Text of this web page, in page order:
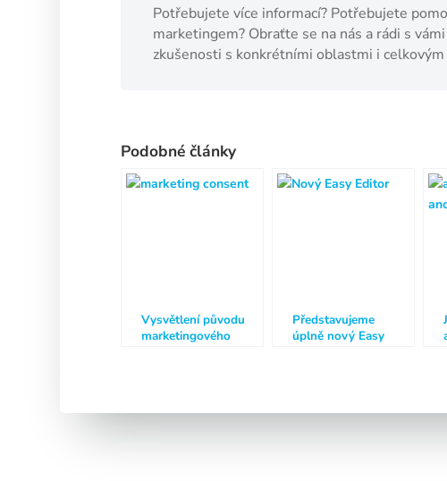
Potřebujete více informací? Potřebujete
marketingem? Obraťte se na nás a rádi s
zkušenosti s konkrétními oblastmi i
Podobné články
Vysvětlení původu
marketingového
Představujeme
úplně nový Easy